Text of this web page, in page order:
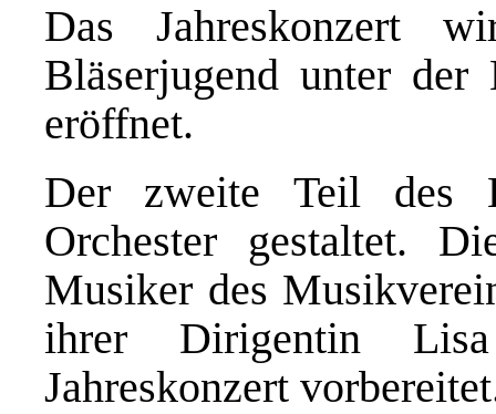
Das Jahreskonzert
Bläserjugend unter
eröffnet.
Der zweite Teil des
Orchester gestaltet.
Musiker des
ihrer Dirigentin
Jahreskonzert